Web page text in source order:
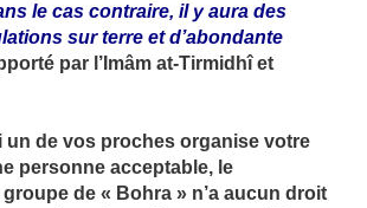
le cas contraire, il y aura des
sur terre et d’abondante
par l’Imâm at-Tirmidhî et
un de vos proches organise votre
personne acceptable, le
de « Bohra » n’a aucun droit